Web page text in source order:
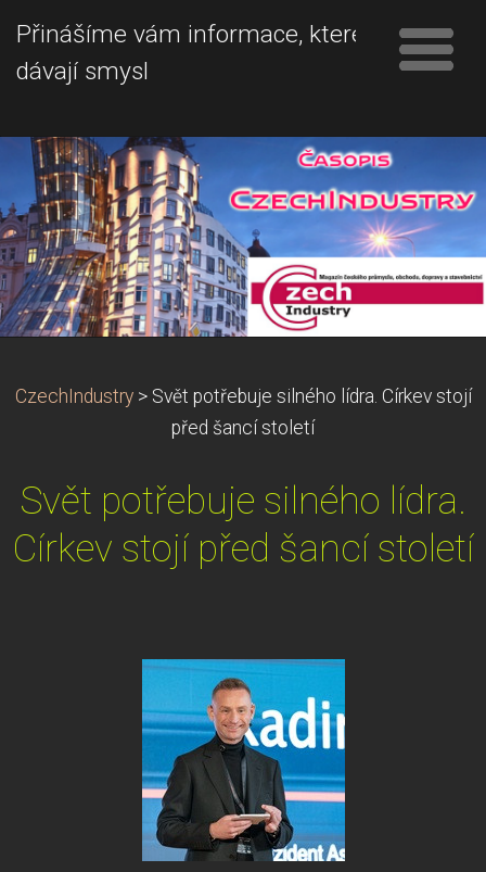
Přinášíme vám informace, které
dávají smysl
CzechIndustry > Svět potřebuje silného lídra. Církev stojí
před šancí století
Svět potřebuje silného lídra.
Církev stojí před šancí století